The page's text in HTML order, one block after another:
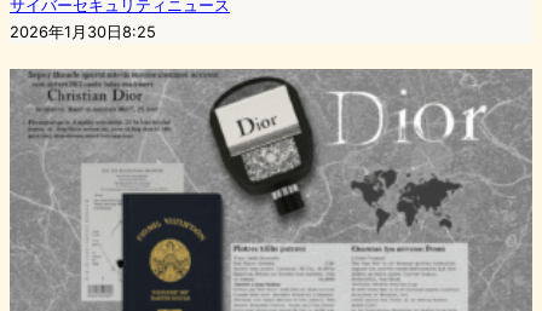
サイバーセキュリティニュース
2026年1月30日8:25